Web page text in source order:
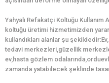
Yahyalı Refakatçi Koltuğu
koltuğu üretimi hizmetimizden
kullandıkları alanlar şu
tedavi merkezleri,güzellik
ev,hasta gözlem
zamanda yatabilecek şeklinde